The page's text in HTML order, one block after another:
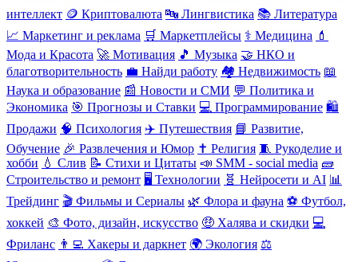
интеллект 🪙 Криптовалюта 🔤 Лингвистика 📚 Литература
📈 Маркетинг и реклама 🛒 Маркетплейсы ⚕️ Медицина 💄
Мода и Красота 🚀 Мотивация 🎵 Музыка 🤝 НКО и
благотворительность 💼 Найди работу 🏘️ Недвижимость 📖
Наука и образование 📰 Новости и СМИ 💬 Политика и
Экономика 🎯 Прогнозы и Ставки 💻 Программирование 🛍️
Продажи 🧠 Психология ✈️ Путешествия 📘 Развитие,
Обучение 🎉 Развлечения и Юмор ✝️ Религия 🧵 Рукоделие и
хобби 💧 Слив 📝 Стихи и Цитаты 📣 SMM - social media 🧱
Строительство и ремонт 🖥️ Технологии 🧬 Нейросети и AI 📊
Трейдинг 🎬 Фильмы и Сериалы 🌿 Флора и фауна ⚽ Футбол,
хоккей 🎨 Фото, дизайн, искусство 🤑 Халява и скидки 💻
Фриланс 👨‍💻 Хакеры и даркнет 🌍 Экология ⚖️